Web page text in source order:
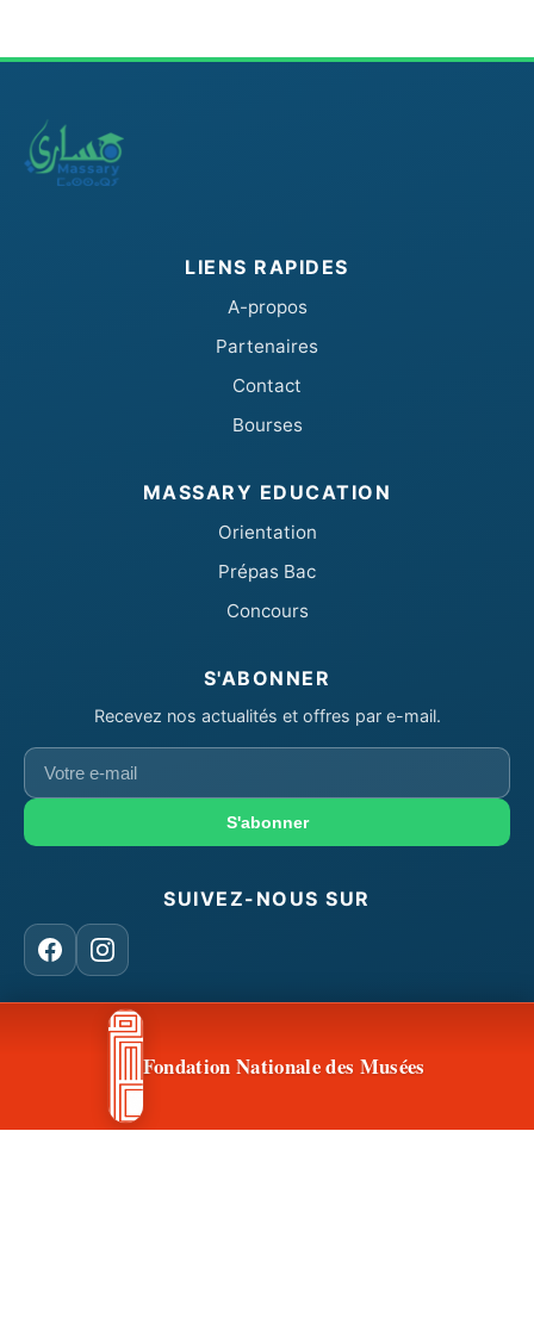
LIENS RAPIDES
A-propos
Partenaires
Contact
Bourses
MASSARY EDUCATION
Orientation
Prépas Bac
Concours
S'ABONNER
Recevez nos actualités et offres par e-mail.
Votre
e-
S'abonner
SUIVEZ-NOUS SUR
FacebookInstagram
CONTACT & ACCÈSFondation Nationale des Musées